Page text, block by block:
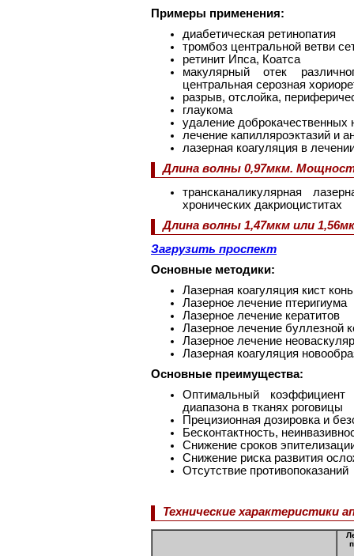
Примеры применения:
диабетическая ретинопатия
тромбоз центральной ветви
ретинит Ипса, Коатса
макулярный отек
центральная серозная
разрыв, отслойка,
глаукома
удаление
лечение капилляроэктазий и
лазерная коагуляция в
Длина волны 0,97мкм.
трансканаликулярная
хронических дакриоциститах
Длина волны 1,47мкм или
Загрузить проспект
Основные методики:
Лазерная коагуляция кист
Лазерное лечение птеригиума
Лазерное лечение кератитов
Лазерное лечение буллезной
Лазерное лечение
Лазерная коагуляция
Основные преимущества:
Оптимальный коэффициент
диапазона в тканях роговицы
Прецизионная дозировка и
Бесконтактность,
Снижение сроков
Снижение риска развития
Отсутствие противопоказаний
Технические